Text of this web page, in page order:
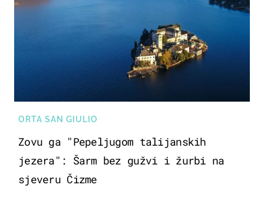
ORTA SAN GIULIO
Zovu ga "Pepeljugom talijanskih
jezera": Šarm bez gužvi i žurbi na
sjeveru Čizme